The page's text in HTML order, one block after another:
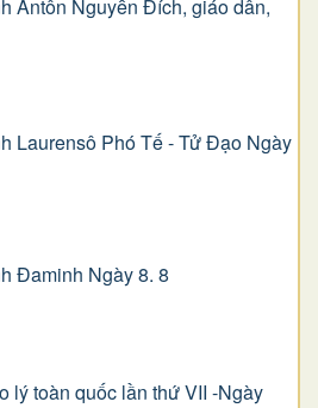
Antôn Nguyễn Ðích, giáo dân,
Laurensô Phó Tế - Tử Đạo Ngày
Đaminh Ngày 8. 8
lý toàn quốc lần thứ VII -Ngày